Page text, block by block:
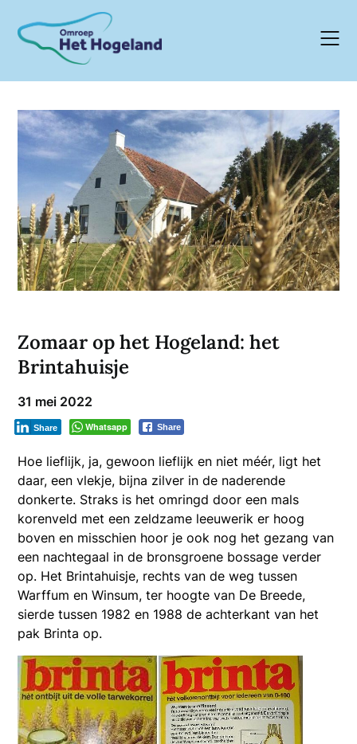
content
Zomaar op het Hogeland: het
Brintahuisje
31 mei 2022
Whatsapp Share
Share
Hoe lieflijk, ja, gewoon lieflijk en niet méér, ligt het
daar, een vlekje, bijna zilver in de naderende
donkerte. Straks is het omringd door een mals
korenveld met een zeldzame leeuwerik er hoog
boven en misschien hoor je ook nog het gezang van
een nachtegaal in de bronsgroene bossage verder
op. Het Brintahuisje, rechts van de weg tussen
Warffum en Winsum, ter hoogte van De Breede,
sierde tussen 1982 en 1988 de achterkant van het
pak Brinta op.